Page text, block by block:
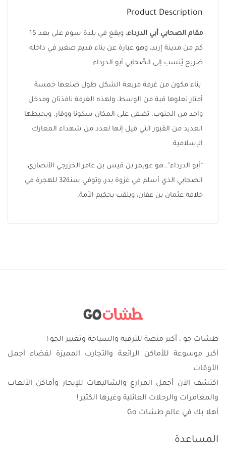
Product Description
مقام الصحابي أبي الدرداء
، ويقع في بلدة سوم على بعد 15
كم من مدينة إربد، وهو عبارة عن بناء قديم صغير في داخله
ضريح يُنسب إلى الصَّحابي أبو الدرداء
بناء مكون من غرفة مربعة الشكل طول ضلعها خمسة
أمتار تعلوها قبة من الوسط، ولهذه الغرفة نافذتان ومدخل
واحد من الجنوب. تضفي على المكان سكونا ووقار. ويحيطها
العديد من القبور التي قيل إنها لعدد من شهداء المعارك
الإسلامية.
“أبو الدرداء”…هو عويمر بن قيس بن عامر الخزرجي الأنصاري،
الصحابي الذي أسلم في غزوة بدر، وتوفي سنة32 للهجرة في
خلافة عثمان بن عفان، ويلقب بحكيم الأمة.
طشات جو ، أكبر منصة للترفيه والسياحة وتغيير الجو !
أكبر موسوعة للأماكن الرائعة والتجارب المميزة لقضاء أجمل
الأوقات
اكتشف الآن أجمل المزارع والشاليهات للإيجار وأماكن الألعاب
والمغامرات والرحلات العائلية وغيرها الكثير !
أهلا بك في عالم طشات Go
المساعدة